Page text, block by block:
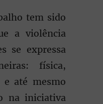
tem sido
a violência
se expressa
física,
e até mesmo
na iniciativa